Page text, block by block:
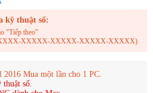
kỹ thuật số:
"Tiếp theo"
XXXXX-XXXXX-XXXXX-XXXXX-XXXXX)
2016 Mua một lần cho 1 PC.
thuật số.